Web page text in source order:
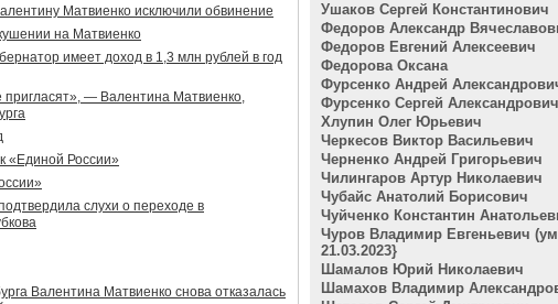
Матвиенко исключили обвинение
на Матвиенко
имеет доход в 1,3 млн рублей в год
пригласят», — Валентина Матвиенко,
«Единой России»
слухи о переходе в
Валентина Матвиенко снова отказалась
Ушаков Сергей Константинович
Федоров Александр
Федоров Евгений Алексеевич
Федорова Оксана
Фурсенко Андрей
Фурсенко Сергей Александрович
Хлупин Олег Юрьевич
Черкесов Виктор Васильевич
Черненко Андрей Григорьевич
Чилингаров Артур Николаевич
Чубайс Анатолий Борисович
Чуйченко Константин
Чуров Владимир Евгеньевич
21.03.2023}
Шамалов Юрий Николаевич
Шамахов Владимир